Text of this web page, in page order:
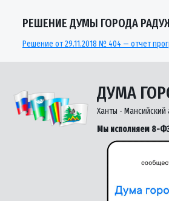
РЕШЕНИЕ ДУМЫ ГОРОДА
Решение от 29.11.2018 № 404 — отчет
ДУМА
Ханты -
Мы исполняем 8-